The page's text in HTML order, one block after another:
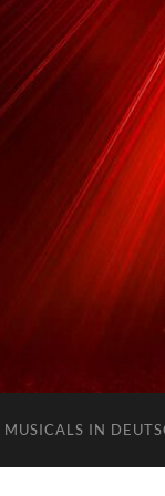
MUSICALS IN